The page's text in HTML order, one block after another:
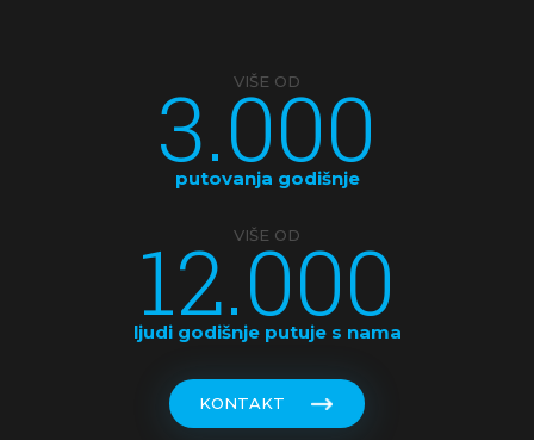
VIŠE OD
3.000
putovanja godišnje
VIŠE OD
12.000
ljudi godišnje putuje s nama
KONTAKT